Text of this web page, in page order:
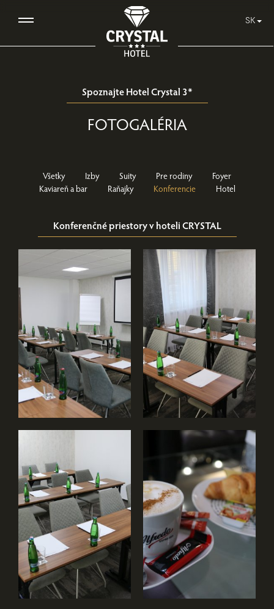
SK
Spoznajte Hotel Crystal 3*
FOTOGALÉRIA
Všetky Izby Suity Pre rodiny
Foyer
Kaviareň a bar
Raňajky Konferencie Hotel
Konferenčné priestory v hoteli CRYSTAL